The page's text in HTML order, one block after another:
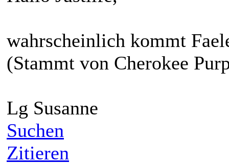
wahrscheinlich kommt
(Stammt von Cherokee
Lg Susanne
Suchen
Zitieren